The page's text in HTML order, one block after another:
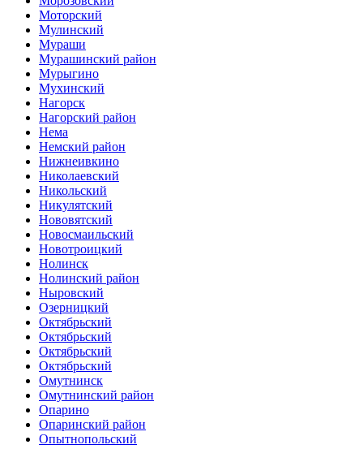
Моторский
Мулинский
Мураши
Мурашинский район
Мурыгино
Мухинский
Нагорск
Нагорский район
Нема
Немский район
Нижнеивкино
Николаевский
Никольский
Никулятский
Нововятский
Новосмаильский
Новотроицкий
Нолинск
Нолинский район
Ныровский
Озерницкий
Октябрьский
Октябрьский
Октябрьский
Октябрьский
Омутнинск
Омутнинский район
Опарино
Опаринский район
Опытнопольский